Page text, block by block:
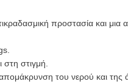
προστασία και
στιγμή.
του νερού και της